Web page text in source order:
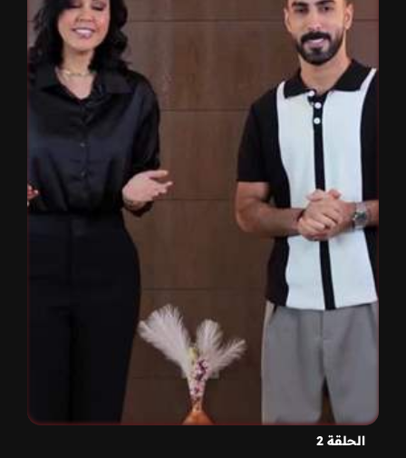
الحلقة 2